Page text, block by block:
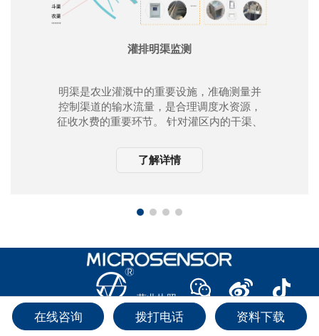
灌排明渠监测
明渠是农业灌溉中的重要设施，准确测量并
控制渠道的输水流量，是合理调度水资源，
征收水费的重要环节。 针对灌区内的干渠、
量监测、物联网远程传输、太阳能供电等整
体解决方案。
了解详情
营业执照
2025 麦克传感器股份有限公司 陕ICP备 14007510号-2
在线咨询 拨打电话 资料下载